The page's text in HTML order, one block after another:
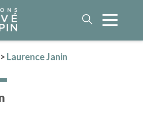
NOS AUTEURS
> Laurence Janin